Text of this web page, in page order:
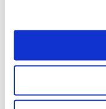
Kako odabrati
Kako odabrati
poslovanje?
zaist...
Pročitajte